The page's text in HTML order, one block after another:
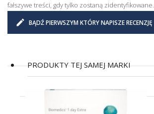
fałszywe treści, gdy tylko zostaną zidentyfikowane.
BĄDŹ PIERWSZYM KTÓRY NAPISZE RECENZJĘ
PRODUKTY TEJ SAMEJ MARKI